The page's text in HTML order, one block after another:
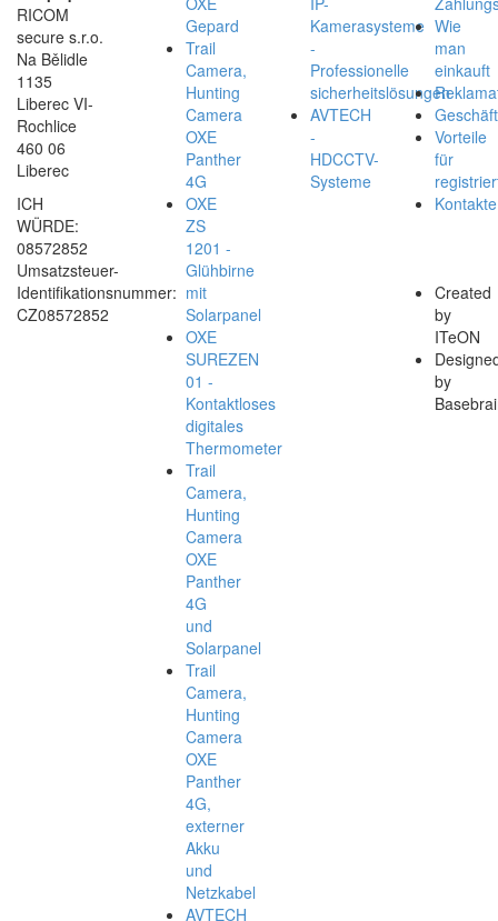
RICOM
secure s.r.o.
Na Bělidle
1135
Liberec VI-
Rochlice
460 06
Liberec
ICH
WÜRDE:
08572852
Umsatzsteuer-
Identifikationsnummer:
CZ08572852
Gepard
Trail
Camera,
Hunting
Camera
OXE
Panther
4G
OXE
ZS
1201 -
Glühbirne
mit
Solarpanel
OXE
SUREZEN
01 -
Kontaktloses
digitales
Thermometer
Trail
Camera,
Hunting
Camera
OXE
Panther
4G
und
Solarpanel
Trail
Camera,
Hunting
Camera
OXE
Panther
4G,
externer
Akku
und
Netzkabel
AVTECH
Kamerasysteme
-
Professionelle
sicherheitslösungen
AVTECH
-
HDCCTV-
Systeme
Wie
man
einkauft
Vorteile
für
Kontakte
Created
by
ITeON
by